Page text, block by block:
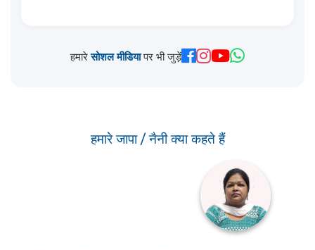
हमारेसोशल मीडियापर भी जुड़ें
हमारे जापा / नैनी क्या कहते हैं